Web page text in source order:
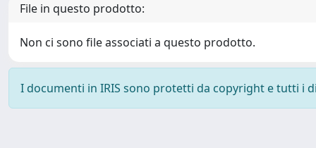
File in questo prodotto:
Non ci sono file associati a questo prodotto.
I documenti in IRIS sono protetti da copyright e tutti i